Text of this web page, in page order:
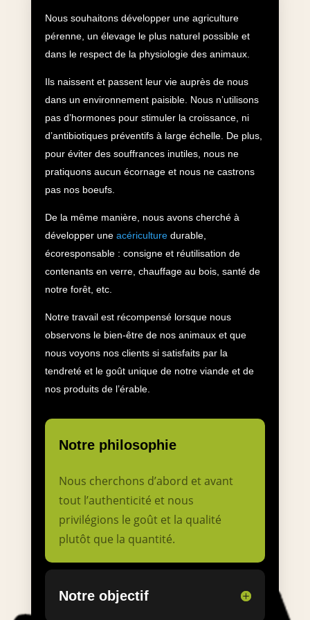
Nous souhaitons développer une agriculture
pérenne, un élevage le plus naturel possible et
dans le respect de la physiologie des animaux.
Ils naissent et passent leur vie auprès de nous
dans un environnement paisible. Nous n’utilisons
pasd’hormones pour stimuler la croissance, ni
d’antibiotiquespréventifs à large échelle. De plus,
pour éviter des souffrances inutiles, nous ne
pratiquons aucun écornage et nous ne castrons
pas nos boeufs.
De la même manière, nous avons cherché à
développer une acériculturedurable,
écoresponsable : consigne et réutilisation de
contenants en verre, chauffage au bois, santé de
notre forêt, etc.
Notre travail est récompensé lorsque nous
observons le bien-être de nos animaux et que
nous voyons nos clients si satisfaits par la
tendreté et le goût unique de notre viande et de
nos produits de l’érable.
Notre philosophie
Nous cherchons d’abord et avant
tout l’authenticité et nous
privilégions le goût et la qualité
plutôt que la quantité.
Notre objectif